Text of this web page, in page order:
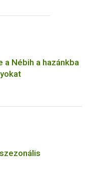
a Nébih a hazánkba